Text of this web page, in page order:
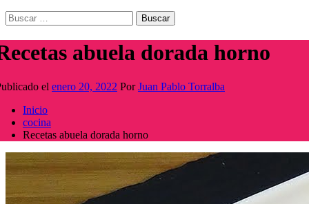
Buscar:
abuela dorada horno
el enero 20, 2022 PorJuan Pablo Torralba
Inicio
cocina
Recetas abuela dorada horno